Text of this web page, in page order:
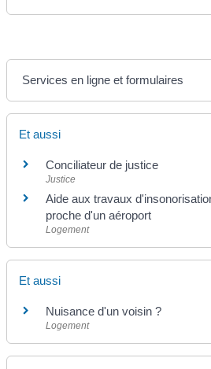
Services en ligne et formulaires
Et aussi
Conciliateur de justice
Justice
Aide aux travaux
proche d'un aéroport
Logement
Et aussi
Nuisance d'un voisin ?
Logement